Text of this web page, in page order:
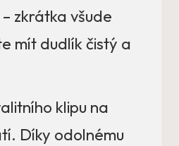
zkrátka všude
mít dudlík čistý a
klipu na
Díky odolnému